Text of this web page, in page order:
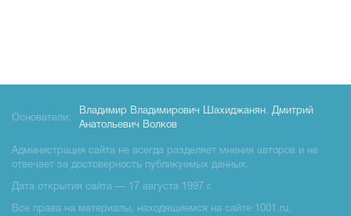
Основатели:
Владимир Владимирович Шахиджанян, Дмитрий
Анатольевич Волков
Администрация сайта не всегда разделяет мнения авторов и не
отвечает за достоверность публикуемых данных.
Дата открытия сайта — 17 августа 1997 г.
Все права на материалы, находящиемся на сайте 1001.ru,